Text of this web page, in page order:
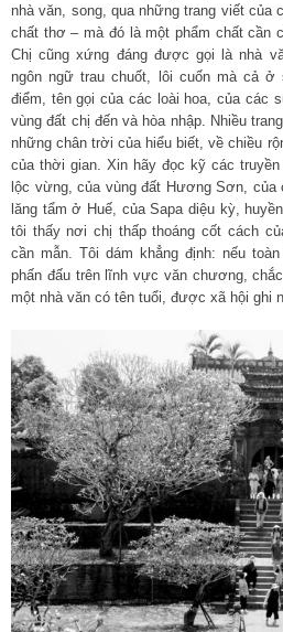
nhà văn, song, qua những trang viết của
chất thơ – mà đó là một phẩm chất cần
Chị cũng xứng đáng được gọi là nhà
ngôn ngữ trau chuốt, lôi cuốn mà cả
điểm, tên gọi của các loài hoa, của các
vùng đất chị đến và hòa nhập. Nhiều
những chân trời của hiểu biết, về chiều
của thời gian. Xin hãy đọc kỹ các
lộc vừng, của vùng đất Hương Sơn, của
lăng tẩm ở Huế, của Sapa diệu kỳ,
tôi thấy nơi chị thấp thoáng cốt cách
cần mẫn. Tôi dám khẳng định: nếu
phấn đấu trên lĩnh vực văn chương,
một nhà văn có tên tuổi, được xã hội ghi